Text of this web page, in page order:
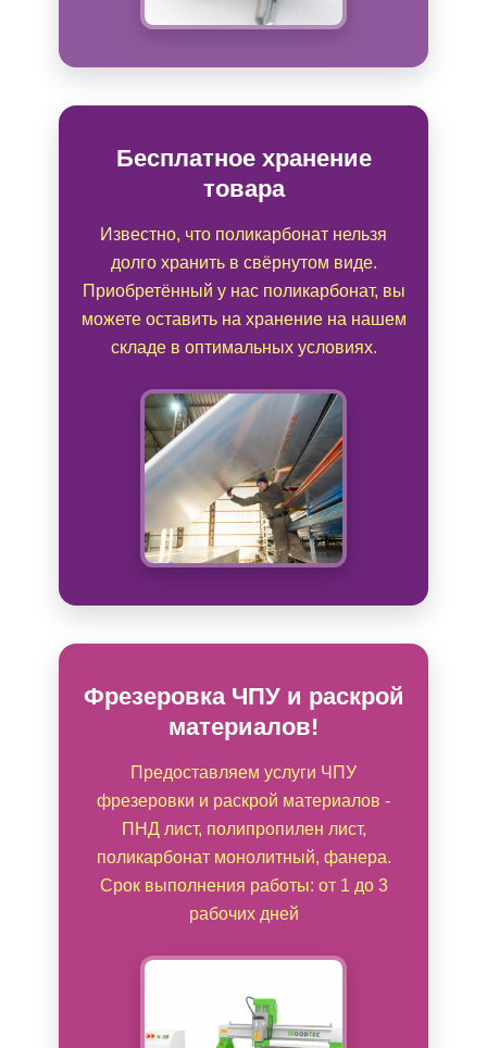
Бесплатное хранение
товара
Известно, что поликарбонат нельзя
долго хранить в свёрнутом виде.
Приобретённый у нас поликарбонат, вы
можете оставить на хранение на нашем
складе в оптимальных условиях.
Фрезеровка ЧПУ и раскрой
материалов!
Предоставляем услуги ЧПУ
фрезеровки и раскрой материалов -
ПНД лист, полипропилен лист,
поликарбонат монолитный, фанера.
Срок выполнения работы: от 1 до 3
рабочих дней